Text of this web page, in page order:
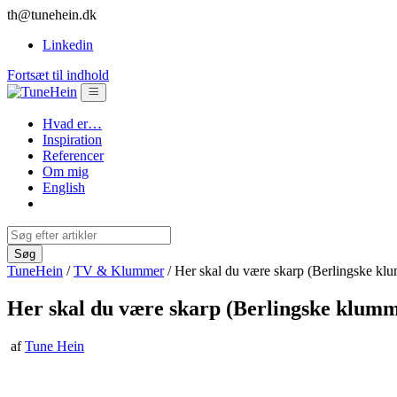
th@tunehein.dk
Linkedin
Fortsæt til indhold
Hvad er…
Inspiration
Referencer
Om mig
English
TuneHein /TV & Klummer/Her skal du være skarp (Berlingske
Her skal du være skarp (Berlingske
af Tune Hein